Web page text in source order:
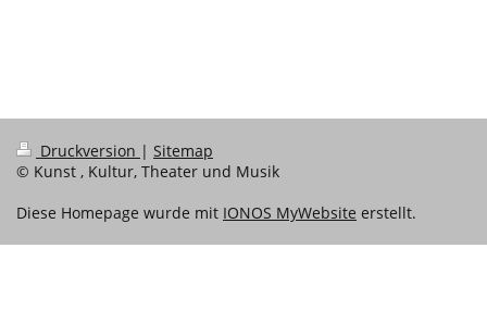
Druckversion | Sitemap
© Kunst , Kultur, Theater und Musik
Diese Homepage wurde mit IONOS MyWebsite erstellt.